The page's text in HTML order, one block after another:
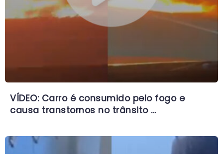
VÍDEO: Carro é consumido pelo fogo e
causa transtornos no trânsito …